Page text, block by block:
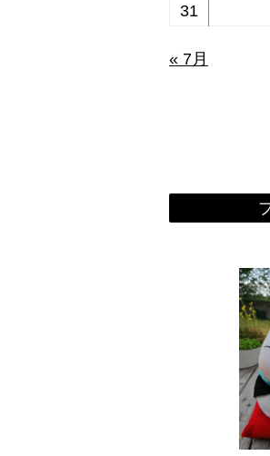
31
« 7月